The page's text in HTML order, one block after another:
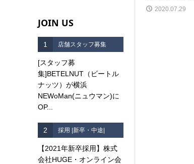
2020.07.29
JOIN US
1 店舗スタッフ募集
[スタッフ募
集]BETELNUT（ビートル
ナッツ）が横浜
NEWoMan(ニュウマン)に
OP...
2 採用 |新卒・中途|
【2021年新卒採用】株式
会社HUGE・オンライン会